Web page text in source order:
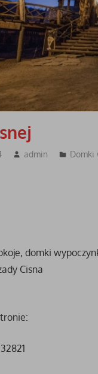
admin Domki
domki
Cisna